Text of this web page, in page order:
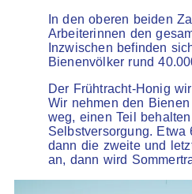
In den oberen beiden
Arbeiterinnen den
Inzwischen befinden
Bienenvölker rund
Der Frühtracht-Honig
Wir nehmen den
weg, einen Teil
Selbstversorgung. Etwa
dann die zweite und
an, dann wird